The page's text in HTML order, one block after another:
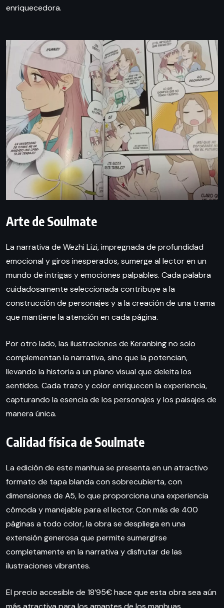
enriquecedora.
Arte de Soulmate
La narrativa de Wezhi Lizi, impregnada de profundidad
emocional y giros inesperados, sumerge al lector en un
mundo de intrigas y emociones palpables. Cada palabra
cuidadosamente seleccionada contribuye a la
construcción de personajes y a la creación de una trama
que mantiene la atención en cada página.
Por otro lado, las ilustraciones de Keranbing no solo
complementan la narrativa, sino que la potencian,
llevando la historia a un plano visual que deleita los
sentidos. Cada trazo y color enriquecen la experiencia,
capturando la esencia de los personajes y los paisajes de
manera única.
Calidad física de Soulmate
La edición de este manhua se presenta en un atractivo
formato de tapa blanda con sobrecubierta, con
dimensiones de A5, lo que proporciona una experiencia
cómoda y manejable para el lector. Con más de 400
páginas a todo color, la obra se despliega en una
extensión generosa que permite sumergirse
completamente en la narrativa y disfrutar de las
ilustraciones vibrantes.
El precio accesible de 18’95€ hace que esta obra sea aún